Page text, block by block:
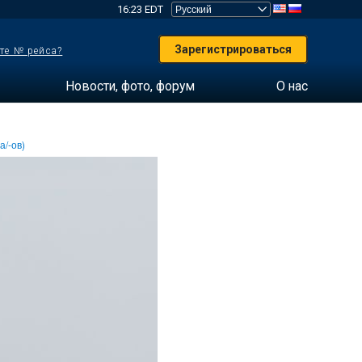
16:23 EDT
№ рейса? Зарегистрироваться
Новости, фото, форум О нас
ов)